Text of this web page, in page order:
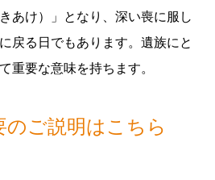
きあけ）」となり、深い喪に服し
戻る日でもあります。遺族にと
重要な意味を持ちます。
のご説明はこちら